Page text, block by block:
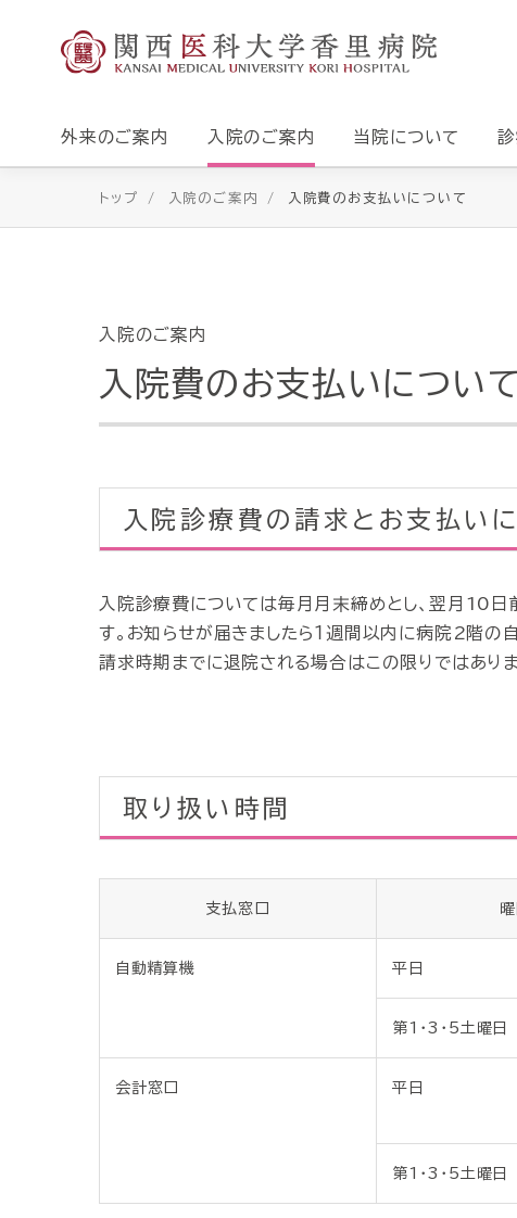
外来のご案内 入院のご案内 当院について
トップ 入院のご案内 入院費のお支払いについて
入院のご案内
入院費のお支払いについて
入院診療費の請求とお支払い
入院診療費については毎月月末締めとし、翌月10日
す。お知らせが届きましたら１週間以内に病院2階の
請求時期までに退院される場合はこの限りではありま
取り扱い時間
支払窓口 曜
自動精算機 平日
第1・3・5土曜日
会計窓口 平日
第1・3・5土曜日